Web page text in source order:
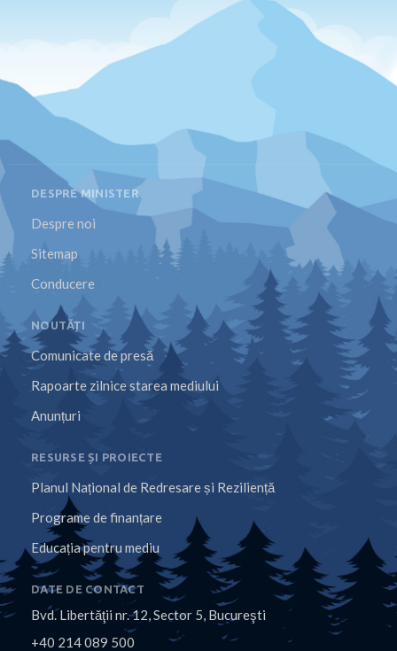
DESPRE MINISTER
Despre noi
Sitemap
Conducere
NOUTĂȚI
Comunicate de presă
Rapoarte zilnice starea mediului
Anunțuri
RESURSE ȘI PROIECTE
Planul Național de Redresare și Reziliență
Programe de finanțare
Educația pentru mediu
DATE DE CONTACT
Bvd. Libertăţii nr. 12, Sector 5, Bucureşti
+40 214 089 500